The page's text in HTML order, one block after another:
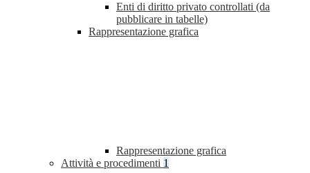
Enti di diritto privato controllati (da
pubblicare in tabelle)
Rappresentazione grafica
Rappresentazione grafica
Attività e procedimenti 1